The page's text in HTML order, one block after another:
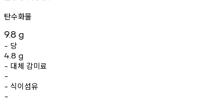
탄수화물
9.8 g
- 당
4.8 g
- 대체 감미료
-
- 식이섬유
-